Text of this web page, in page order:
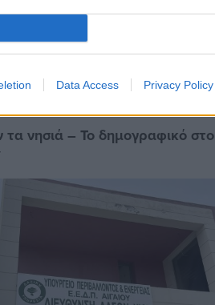
Data Access Privacy Policy
τα νησιά – Το δημογραφικό στο